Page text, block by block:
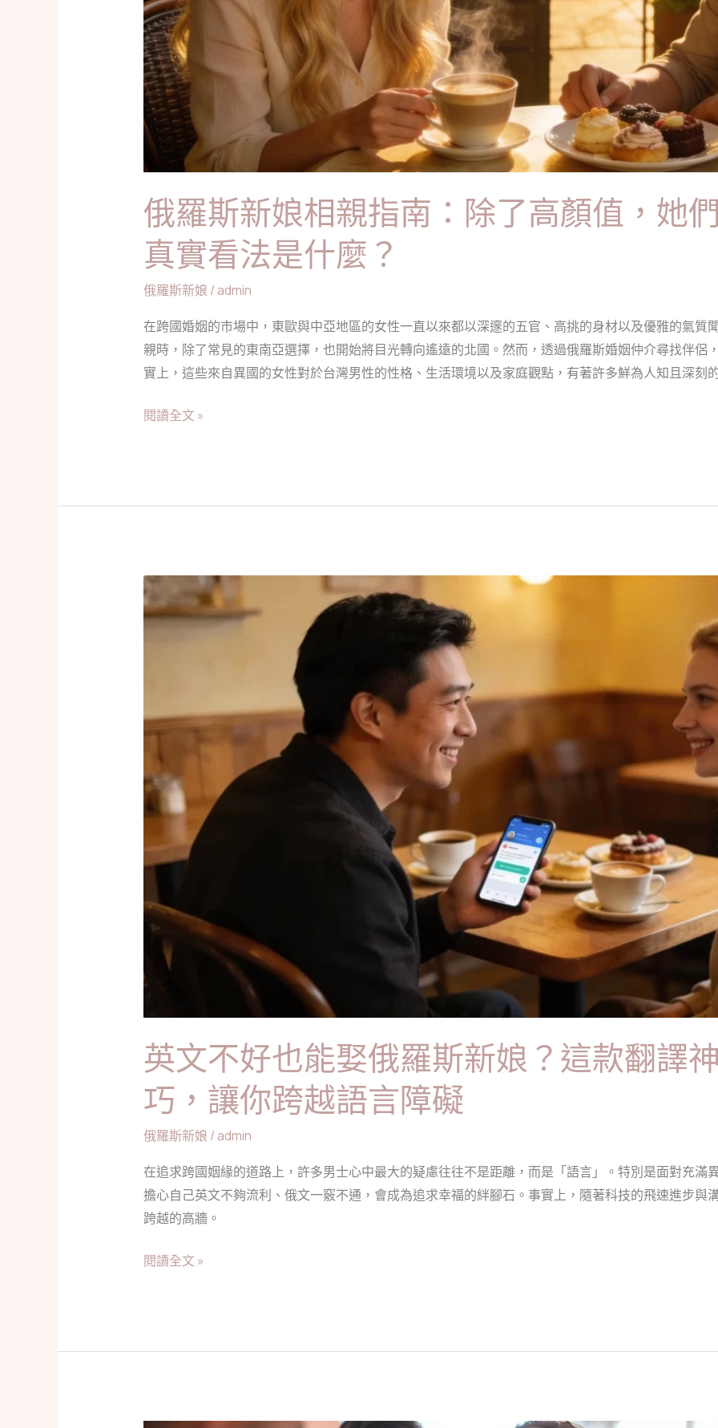
俄羅斯新娘相親指南：除了高顏值，她
真實看法是什麼？
俄羅斯新娘 / admin
在跨國婚姻的市場中，東歐與中亞地區的女性一直以來都以深邃的五官、高挑的身材以及優雅的氣質
親時，除了常見的東南亞選擇，也開始將目光轉向遙遠的北國。然而，透過俄羅斯婚姻仲介尋找伴侶
實上，這些來自異國的女性對於台灣男性的性格、生活環境以及家庭觀點，有著許多鮮為人知且深刻
顏
值，
她
們
對
台
灣
性
的
真
看
法
是
什
閱讀全文 »
英文不好也能娶俄羅斯新娘？這款翻譯
巧，讓你跨越語言障礙
俄羅斯新娘 / admin
在追求跨國姻緣的道路上，許多男士心中最大的疑慮往往不是距離，而是「語言」。特別是面對充滿
擔心自己英文不夠流利、俄文一竅不通，會成為追求幸福的絆腳石。事實上，隨著科技的飛速進步與
跨越的高牆。
英
文
娶
羅
斯
新
娘？
這
翻
譯
器
通
技
巧，
你
跨
越
語
障
閱讀全文 »